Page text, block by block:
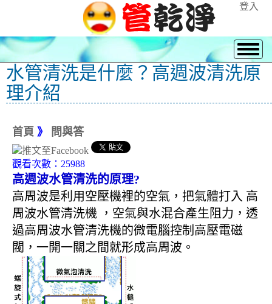
登入
水管清洗是什麼？高週波清洗原
理介紹
首頁 》 問與答
觀看次數：25988
高週波水管清洗的原理?
高周波是利用空壓機裡的空氣，把氣體打入 高
周波水管清洗機 ，空氣與水混合產生阻力，透
過高周波水管清洗機的微電腦控制高壓電磁
閥，一開一關之間就形成高周波。